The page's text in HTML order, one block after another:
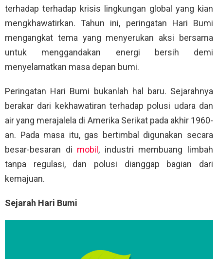
terhadap terhadap krisis lingkungan global yang kian
mengkhawatirkan. Tahun ini, peringatan Hari Bumi
mengangkat tema yang menyerukan aksi bersama
untuk menggandakan energi bersih demi
menyelamatkan masa depan bumi.
Peringatan Hari Bumi bukanlah hal baru. Sejarahnya
berakar dari kekhawatiran terhadap polusi udara dan
air yang merajalela di Amerika Serikat pada akhir 1960-
an. Pada masa itu, gas bertimbal digunakan secara
besar-besaran di mobil , industri membuang limbah
tanpa regulasi, dan polusi dianggap bagian dari
kemajuan.
Sejarah Hari Bumi